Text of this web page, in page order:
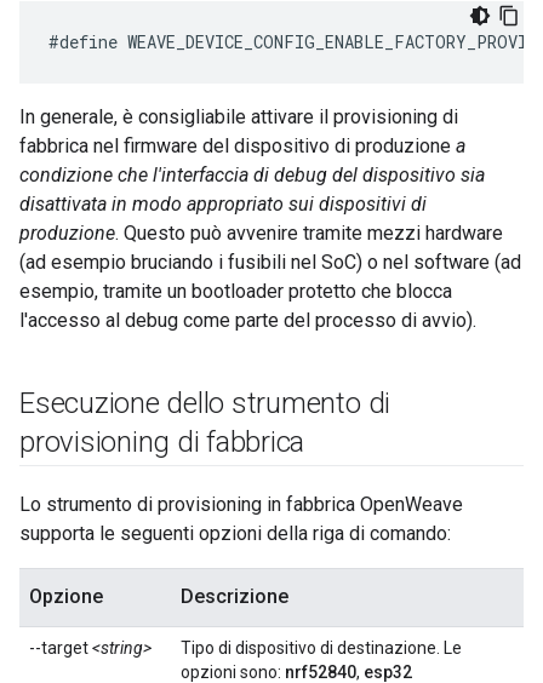
In generale, è consigliabile attivare il provisioning di
fabbrica nel firmware del dispositivo di produzione a
condizione che l'interfaccia di debug del dispositivo sia
disattivata in modo appropriato sui dispositivi di
produzione. Questo può avvenire tramite mezzi hardware
(ad esempio bruciando i fusibili nel SoC) o nel software (ad
esempio, tramite un bootloader protetto che blocca
l'accesso al debug come parte del processo di avvio).
Esecuzione dello strumento di
provisioning di fabbrica
Lo strumento di provisioning in fabbrica OpenWeave
supporta le seguenti opzioni della riga di comando:
Opzione Descrizione
--target<string>
Tipo di dispositivo di destinazione. Le
opzioni sono: nrf52840, esp32